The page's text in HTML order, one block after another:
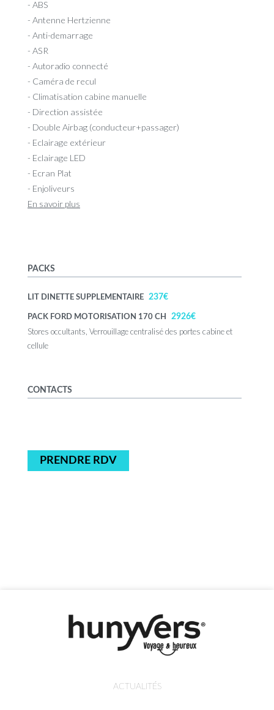
- ABS
- Antenne Hertzienne
- Anti-demarrage
- ASR
- Autoradio connecté
- Caméra de recul
- Climatisation cabine manuelle
- Direction assistée
- Double Airbag (conducteur+passager)
- Eclairage extérieur
- Eclairage LED
- Ecran Plat
- Enjoliveurs
En savoir plus
PACKS
LIT DINETTE SUPPLEMENTAIRE 237€
PACK FORD MOTORISATION 170 CH 2926€
Stores occultants, Verrouillage centralisé des portes cabine et
cellule
CONTACTS
PRENDRE RDV
ACTUALITÉS